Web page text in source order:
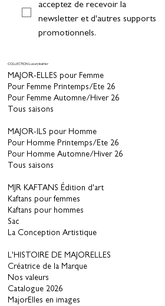
COLLECTION Luxury leather
MAJOR-ELLES pour Femme
Pour Femme Printemps/Ete 26
Pour Femme Automne/Hiver 26
Tous saisons
MAJOR-ILS pour Homme
Pour Homme Printemps/Ete 26
Pour Homme Automne/Hiver 26
Tous saisons
MJR KAFTANS Édition d'art
Kaftans pour femmes
Kaftans pour hommes
Sac
La Conception Artistique
L'HISTOIRE DE MAJORELLES
Créatrice de la Marque
Nos valeurs
Catalogue 2026
MajorElles en images
acceptez de recevoir la
newsletter et d'autres supports
promotionnels.